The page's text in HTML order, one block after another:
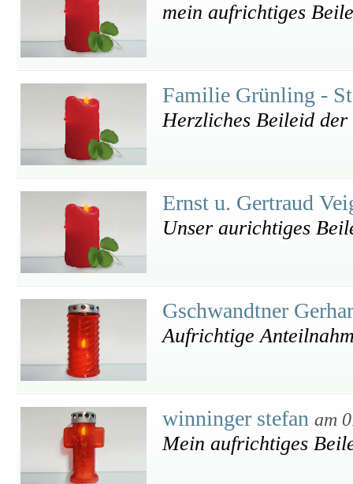
mein aufrichtiges
Familie Grünling -
Herzliches Beileid
Ernst u. Gertraud
Unser aurichtiges
Gschwandtner
Aufrichtige
winninger stefan am
Mein aufrichtiges